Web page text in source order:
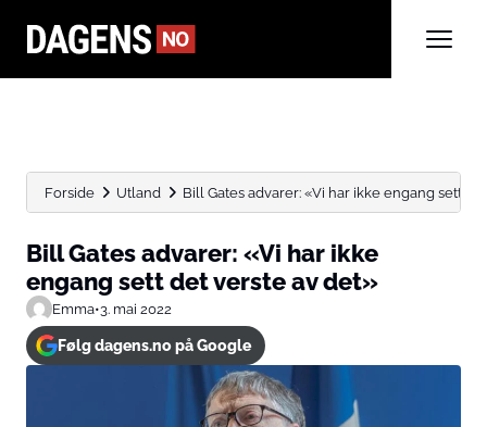
Forside Utland Bill Gates advarer: «Vi har ikke engang sett det
Bill Gates advarer: «Vi har ikke
engang sett det verste av det»
Emma•3. mai 2022
Følg dagens.no på Google